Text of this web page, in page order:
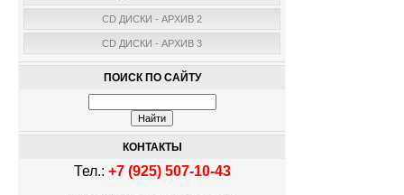
CD ДИСКИ - АРХИВ 2
CD ДИСКИ - АРХИВ 3
ПОИСК ПО САЙТУ
КОНТАКТЫ
Тел.: +7 (925) 507-10-43